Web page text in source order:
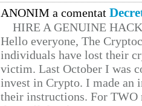
ANONIM a comentat
HIRE A GENUINE
Hello everyone, The
individuals have lost their
victim. Last October I was
invest in Crypto. I made
their instructions. For TWO